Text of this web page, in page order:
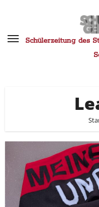
springenSchülerzeitung des